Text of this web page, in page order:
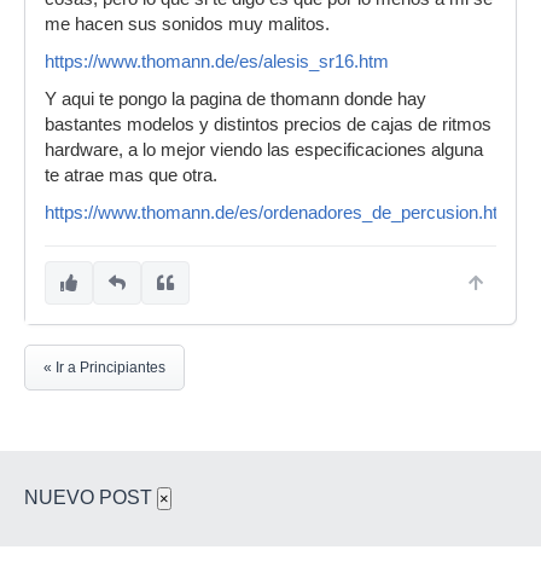
me hacen sus sonidos muy malitos.
https://www.thomann.de/es/alesis_sr16.htm
Y aqui te pongo la pagina de thomann donde hay
bastantes modelos y distintos precios de cajas de ritmos
hardware, a lo mejor viendo las especificaciones alguna
te atrae mas que otra.
https://www.thomann.de/es/ordenadores_de_percusion.html
« Ir a Principiantes
NUEVO POST ×